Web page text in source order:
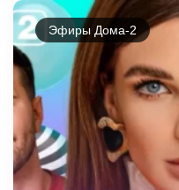
Эфиры Дома-2